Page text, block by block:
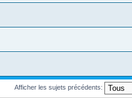
Afficher les sujets précédents: